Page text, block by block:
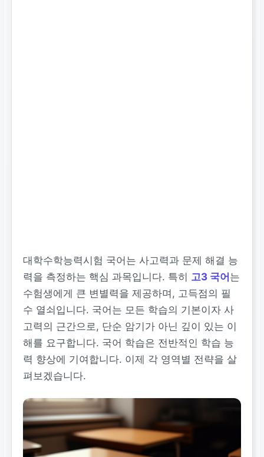
대학수학능력시험 국어는 사고력과 문제 해결 능
력을 측정하는 핵심 과목입니다. 특히 고3 국어는
수험생에게 큰 변별력을 제공하며, 고득점의 필
수 열쇠입니다. 국어는 모든 학습의 기본이자 사
고력의 근간으로, 단순 암기가 아닌 깊이 있는 이
해를 요구합니다. 국어 학습은 전반적인 학습 능
력 향상에 기여합니다. 이제 각 영역별 전략을 살
펴보겠습니다.